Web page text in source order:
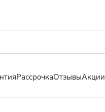
РассрочкаОтзывыАкции